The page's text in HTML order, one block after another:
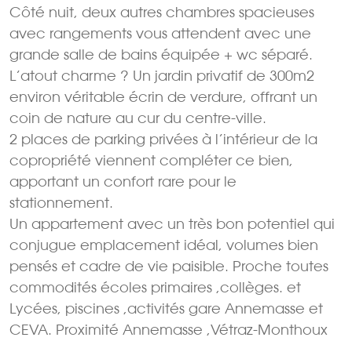
Côté nuit, deux autres chambres spacieuses
avec rangements vous attendent avec une
grande salle de bains équipée + wc séparé.
L’atout charme ? Un jardin privatif de 300m2
environ véritable écrin de verdure, offrant un
coin de nature au cur du centre-ville.
2 places de parking privées à l’intérieur de la
copropriété viennent compléter ce bien,
apportant un confort rare pour le
stationnement.
Un appartement avec un très bon potentiel qui
conjugue emplacement idéal, volumes bien
pensés et cadre de vie paisible. Proche toutes
commodités écoles primaires ,collèges. et
Lycées, piscines ,activités gare Annemasse et
CEVA. Proximité Annemasse ,Vétraz-Monthoux